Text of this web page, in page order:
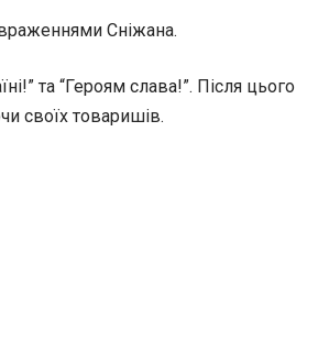
Сніжана.
та “Героям слава!”. Після цього
своїх товаришів.